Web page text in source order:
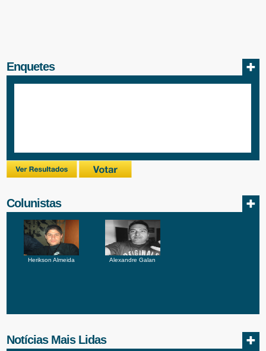
Enquetes
Colunistas
Herikson Almeida Alexandre Galan
Notícias Mais Lidas